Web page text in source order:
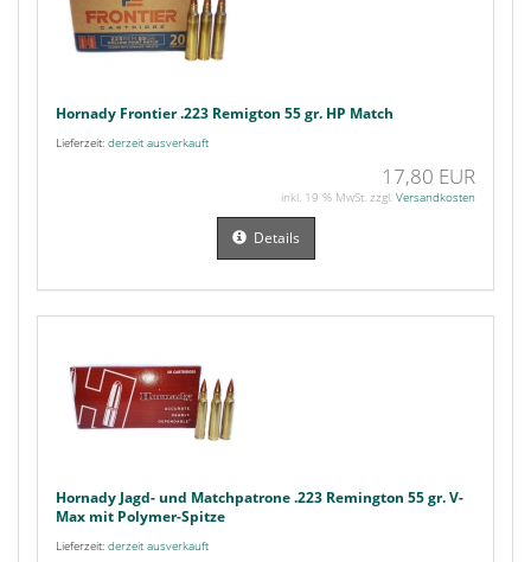
Hornady Frontier .223 Remigton 55 gr. HP Match
Lieferzeit: derzeit ausverkauft
17,80 EUR
inkl. 19 % MwSt. zzgl. Versandkosten
Details
Hornady Jagd- und Matchpatrone .223 Remington 55 gr. V-
Max mit Polymer-Spitze
Lieferzeit: derzeit ausverkauft